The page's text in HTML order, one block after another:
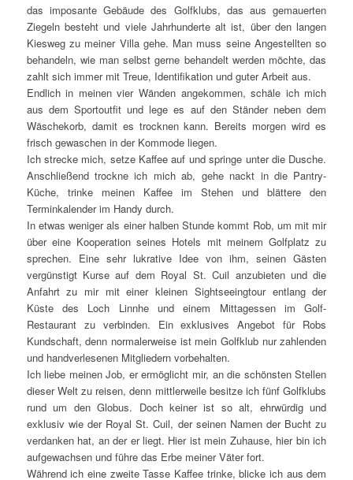
das imposante Gebäude des Golfklubs, das aus gemauerten
Ziegeln besteht und viele Jahrhunderte alt ist, über den langen
Kiesweg zu meiner Villa gehe. Man muss seine Angestellten so
behandeln, wie man selbst gerne behandelt werden möchte, das
zahlt sich immer mit Treue, Identifikation und guter Arbeit aus.
Endlich in meinen vier Wänden angekommen, schäle ich mich
aus dem Sportoutfit und lege es auf den Ständer neben dem
Wäschekorb, damit es trocknen kann. Bereits morgen wird es
frisch gewaschen in der Kommode liegen.
Ich strecke mich, setze Kaffee auf und springe unter die Dusche.
Anschließend trockne ich mich ab, gehe nackt in die Pantry-
Küche, trinke meinen Kaffee im Stehen und blättere den
Terminkalender im Handy durch.
In etwas weniger als einer halben Stunde kommt Rob, um mit mir
über eine Kooperation seines Hotels mit meinem Golfplatz zu
sprechen. Eine sehr lukrative Idee von ihm, seinen Gästen
vergünstigt Kurse auf dem Royal St. Cuil anzubieten und die
Anfahrt zu mir mit einer kleinen Sightseeingtour entlang der
Küste des Loch Linnhe und einem Mittagessen im Golf-
Restaurant zu verbinden. Ein exklusives Angebot für Robs
Kundschaft, denn normalerweise ist mein Golfklub nur zahlenden
und handverlesenen Mitgliedern vorbehalten.
Ich liebe meinen Job, er ermöglicht mir, an die schönsten Stellen
dieser Welt zu reisen, denn mittlerweile besitze ich fünf Golfklubs
rund um den Globus. Doch keiner ist so alt, ehrwürdig und
exklusiv wie der Royal St. Cuil, der seinen Namen der Bucht zu
verdanken hat, an der er liegt. Hier ist mein Zuhause, hier bin ich
aufgewachsen und führe das Erbe meiner Väter fort.
Während ich eine zweite Tasse Kaffee trinke, blicke ich aus dem